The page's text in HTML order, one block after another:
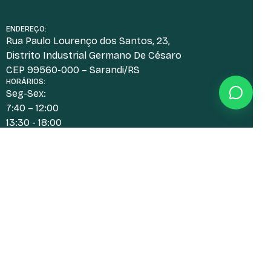
ENDEREÇO:
Rua Paulo Lourenço dos Santos, 23,
Distrito Industrial Germano De Césaro
CEP 99560-000 – Sarandi/RS
HORÁRIOS:
Seg-Sex:
7:40 – 12:00
13:30 - 18:00